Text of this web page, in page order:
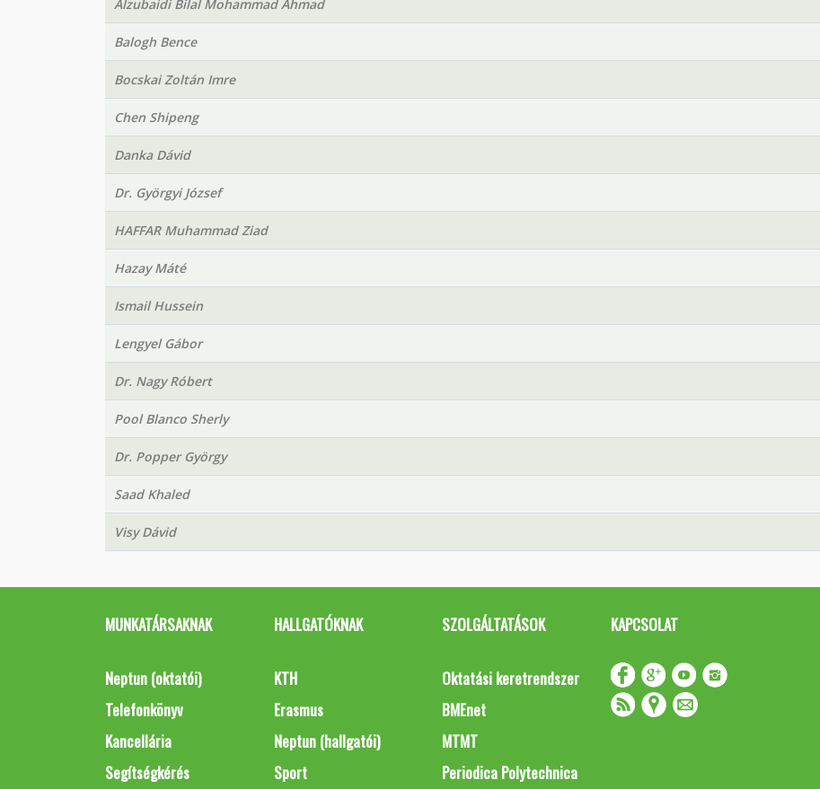
Alzubaidi Bilal Mohammad Ahmad
Balogh Bence
Bocskai Zoltán Imre
Chen Shipeng
Danka Dávid
Dr. Györgyi József
HAFFAR Muhammad Ziad
Hazay Máté
Ismail Hussein
Lengyel Gábor
Dr. Nagy Róbert
Pool Blanco Sherly
Dr. Popper György
Saad Khaled
Visy Dávid
MUNKATÁRSAKNAK
Neptun (oktatói)
Telefonkönyv
Kancellária
Segítségkérés
HALLGATÓKNAK
KTH
Erasmus
Neptun (hallgatói)
Sport
SZOLGÁLTATÁSOK
Oktatási keretrendszer
BMEnet
MTMT
Periodica Polytechnica
KAPCSOLAT